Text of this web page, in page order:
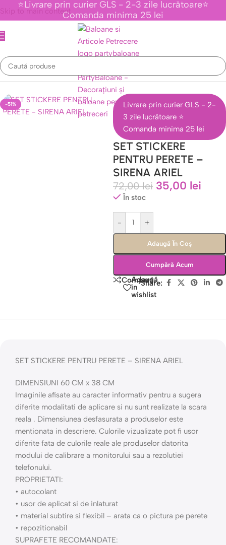
Skip to main content
⭐Livrare prin curier GLS - 2-3 zile lucrătoare⭐
Comanda minima 25 lei
Tematice Personaje Din Desene Animate/Colectia Ariel
-51%
Livrare prin curier GLS - 2-
3 zile lucrătoare ⭐
Comanda minima 25 lei
SET STICKERE
PENTRU PERETE –
SIRENA ARIEL
72,00lei 35,00 lei
În stoc
- +
Adaugă În Coș
Cumpără Acum
Compară
Adaugă
în
wishlist
Share:
SET STICKERE PENTRU PERETE – SIRENA ARIEL
DIMENSIUNI 60 CM x 38 CM
Imaginile afisate au caracter informativ pentru a sugera
diferite modalitati de aplicare si nu sunt realizate la scara
reala . Dimensiunea desfasurata a produselor este
mentionata in descriere. Culorile vizualizate pot fi usor
diferite fata de culorile reale ale produselor datorita
modului de calibrare a monitorului sau a rezolutiei
telefonului.
PROPRIETATI:
• autocolant
• usor de aplicat si de inlaturat
• material subtire si flexibil – arata ca o pictura pe perete
• repozitionabil
SUPRAFETE RECOMANDATE: